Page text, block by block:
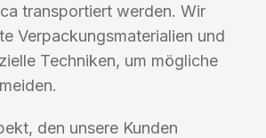
transportiert werden. Wir
Verpackungsmaterialien und
Techniken, um mögliche
den unsere Kunden